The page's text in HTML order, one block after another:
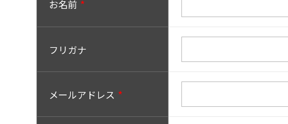
お名前
フリガナ
メールアドレス